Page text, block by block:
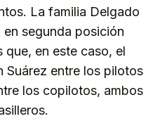
La familia Delgado
segunda posición
en este caso, el
Suárez entre los pilotos
los copilotos, ambos